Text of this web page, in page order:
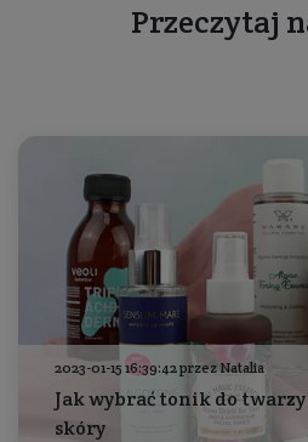
Przeczytaj
2023-01-15 16:39:42 przez Natalia
Jak wybrać tonik do
skóry